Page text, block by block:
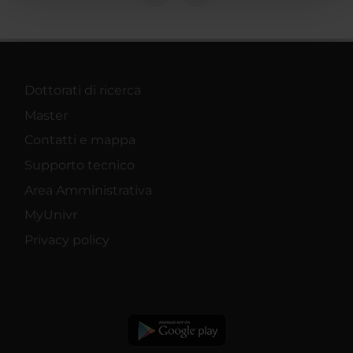
raccolto dal tuo utilizzo dei loro servizi.
Dottorati di ricerca
Master
Contatti e mappa
Supporto tecnico
Area Amministrativa
MyUnivr
Privacy policy